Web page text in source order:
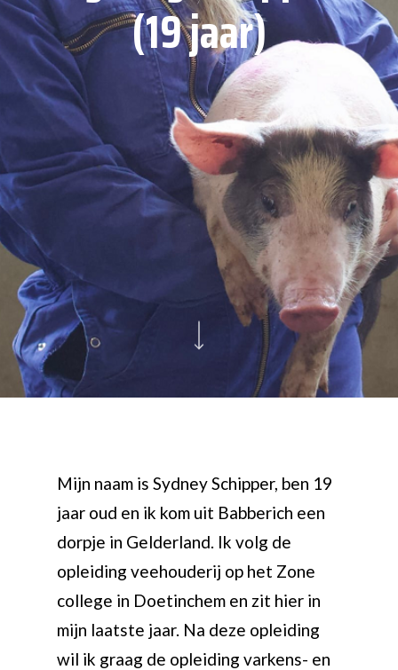
(19 jaar)
Mijn naam is Sydney Schipper, ben 19
jaar oud en ik kom uit Babberich een
dorpje in Gelderland. Ik volg de
opleiding veehouderij op het Zone
college in Doetinchem en zit hier in
mijn laatste jaar. Na deze opleiding
wil ik graag de opleiding varkens- en